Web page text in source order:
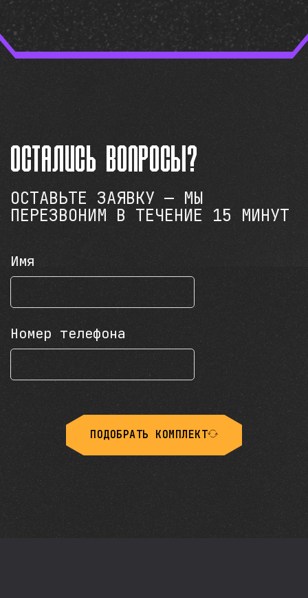
остались вопросы?
ОСТАВЬТЕ ЗАЯВКУ — МЫ
ПЕРЕЗВОНИМ В ТЕЧЕНИЕ 15 МИНУТ
Имя
Номер телефона
ПОДОБРАТЬ КОМПЛЕКТ